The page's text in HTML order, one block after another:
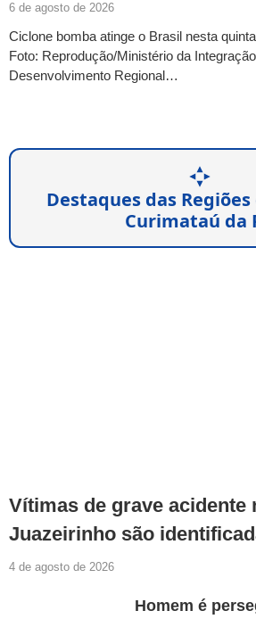
6 de agosto de 2026
Ciclone bomba atinge o Brasil nesta
Foto: Reprodução/Ministério da
Desenvolvimento Regional…
Destaques das
Curimataú da
Vítimas de grave acidente
Juazeirinho são
4 de agosto de 2026
Homem é